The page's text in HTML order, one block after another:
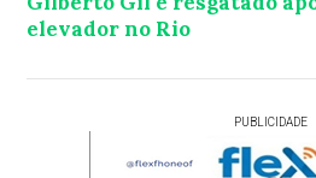
elevador no Rio
PUBLICIDADE